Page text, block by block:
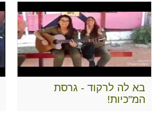
בא לה לרקוד - גרסת
המ"כיות!